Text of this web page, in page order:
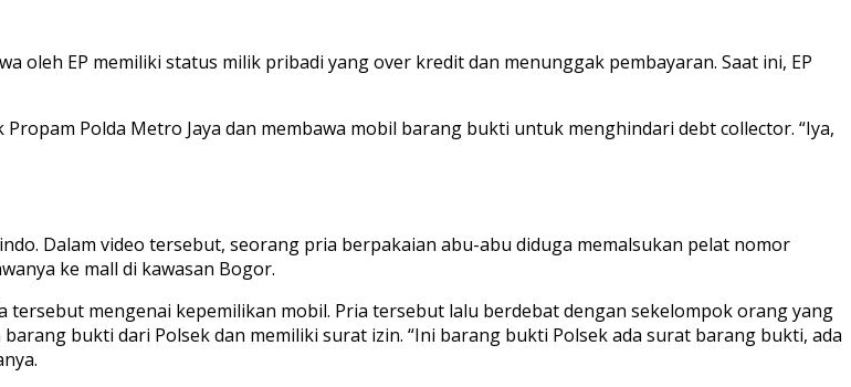
oleh EP memiliki status milik pribadi yang over kredit dan menunggak pembayaran. Saat ini, EP
Polda Metro Jaya dan membawa mobil barang bukti untuk menghindari debt collector. “Iya,
Dalam video tersebut, seorang pria berpakaian abu-abu diduga memalsukan pelat nomor
ke mall di kawasan Bogor.
mengenai kepemilikan mobil. Pria tersebut lalu berdebat dengan sekelompok orang yang
bukti dari Polsek dan memiliki surat izin. “Ini barang bukti Polsek ada surat barang bukti, ada